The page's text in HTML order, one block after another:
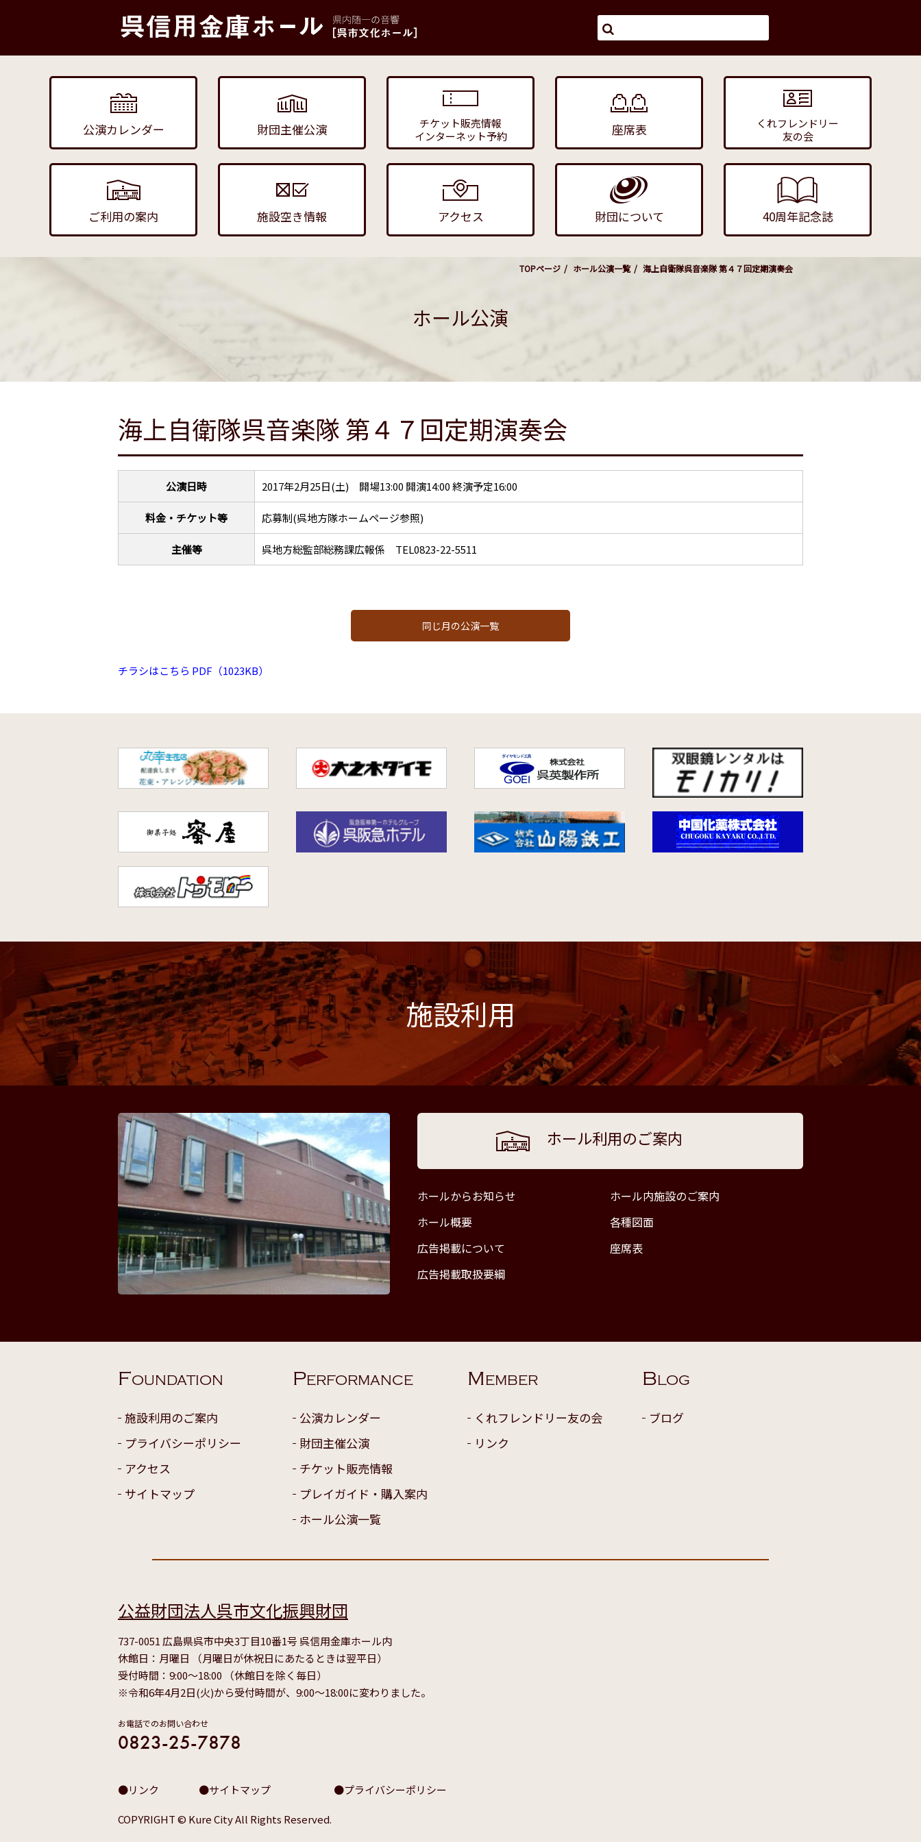
公演カレンダー 財団主催公演
チケット販売情報
インターネット予約
座席表
くれフレンドリー
友の会
ご利用の案内 施設空き情報 アクセス 財団について 40周年記念誌
TOPページ ホール公演一覧 海上自衛隊呉音楽隊 第４７回定期演奏会
ホール公演
海上自衛隊呉音楽隊 第４７回定期演奏会
公演日時 2017年2月25日(土) 開場13:00 開演14:00 終演予定16:00
料金・チケット等 応募制(呉地方隊ホームページ参照)
主催等 呉地方総監部総務課広報係 TEL0823-22-5511
同じ月の公演一覧
チラシはこちら PDF（1023KB）
施設利用
ホール利用のご案内
ホールからお知らせ
ホール内施設のご案内
ホール概要
各種図面
広告掲載について
座席表
広告掲載取扱要綱
FOUNDATION
施設利用のご案内
プライバシーポリシー
アクセス
サイトマップ
PERFORMANCE
公演カレンダー
財団主催公演
チケット販売情報
プレイガイド・購入案内
ホール公演一覧
MEMBER
くれフレンドリー友の会
リンク
BLOG
ブログ
公益財団法人呉市文化振興財団
737-0051 広島県呉市中央3丁目10番1号 呉信用金庫ホール内
休館日：月曜日 （月曜日が休祝日にあたるときは翌平日）
受付時間：9:00～18:00 （休館日を除く毎日）
※令和6年4月2日(火)から受付時間が、9:00～18:00に変わりました。
お電話でのお問い合わせ
0823-25-7878
リンク サイトマップ プライバシーポリシー
COPYRIGHT © Kure City All Rights Reserved.